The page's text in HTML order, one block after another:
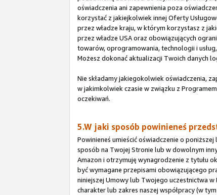
oświadczenia ani zapewnienia poza
korzystać z jakiejkolwiek innej Oferty
przez władze kraju, w którym korzystasz z
przez władze USA oraz obowiązujących
towarów, oprogramowania, technologii i
Możesz dokonać aktualizacji Twoich danych
Nie składamy jakiegokolwiek oświadczenia,
w jakimkolwiek czasie w związku z
oczekiwań.
5.W jaki sposób powinieneś
Powinieneś umieścić oświadczenie o
sposób na Twojej Stronie lub w dowolnym
Amazon i otrzymuję wynagrodzenie z tytułu
być wymagane przepisami obowiązującego
niniejszej Umowy lub Twojego uczestnictwa
charakter lub zakres naszej współpracy (w